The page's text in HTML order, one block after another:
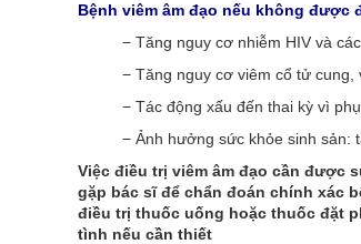
Bệnh viêm âm đạo nếu không được
− Tăng nguy cơ nhiễm HIV và
− Tăng nguy cơ viêm cổ tử cung,
− Tác động xấu đến thai kỳ vì
− Ảnh hưởng sức khỏe sinh sản:
Việc điều trị viêm âm đạo cần được
gặp bác sĩ để chẩn đoán chính xác
điều trị thuốc uống hoặc thuốc đặt
tình nếu cần thiết